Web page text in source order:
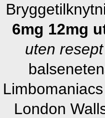
6mg 12mg
uten resept
London